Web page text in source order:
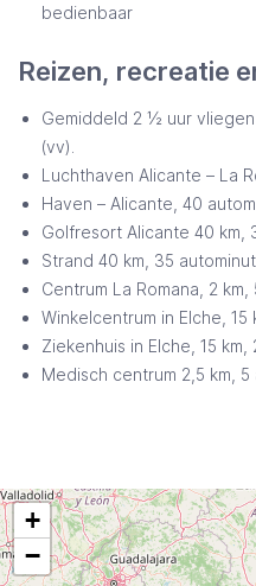
bedienbaar
Reizen, recreatie
Gemiddeld 2 ½ uur
(vv).
Luchthaven Alicante – La
Haven – Alicante, 40
Golfresort Alicante 40 km,
Strand 40 km, 35
Centrum La Romana, 2
Winkelcentrum in Elche, 15
Ziekenhuis in Elche, 15
Medisch centrum 2,5 km,
+
−